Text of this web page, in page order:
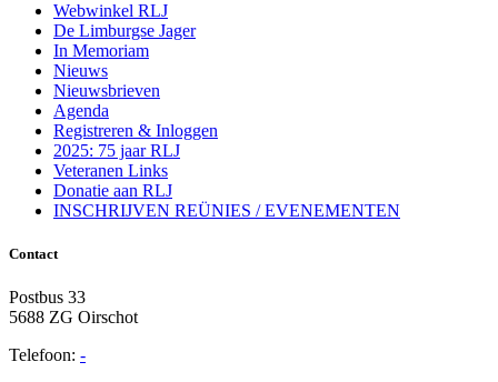
Webwinkel RLJ
De Limburgse Jager
In Memoriam
Nieuws
Nieuwsbrieven
Agenda
Registreren & Inloggen
2025: 75 jaar RLJ
Veteranen Links
Donatie aan RLJ
INSCHRIJVEN REÜNIES / EVENEMENTEN
Contact
Postbus 33
5688 ZG Oirschot
Telefoon: -